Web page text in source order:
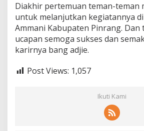
Diakhir pertemuan teman-teman
untuk melanjutkan kegiatannya
Ammani Kabupaten Pinrang. Dan
ucapan semoga sukses dan
karirnya bang adjie.
Post Views: 1,057
Ikuti Kami